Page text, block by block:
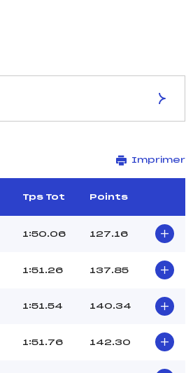
EPAULE DU MT JOLY
1700
1068/12/91
13h20
BOUTROUELLE GIRAULT
Imprimer
Tps Tot Points
1:50.06 127.16
1:51.26 137.85
1:51.54 140.34
1:51.76 142.30